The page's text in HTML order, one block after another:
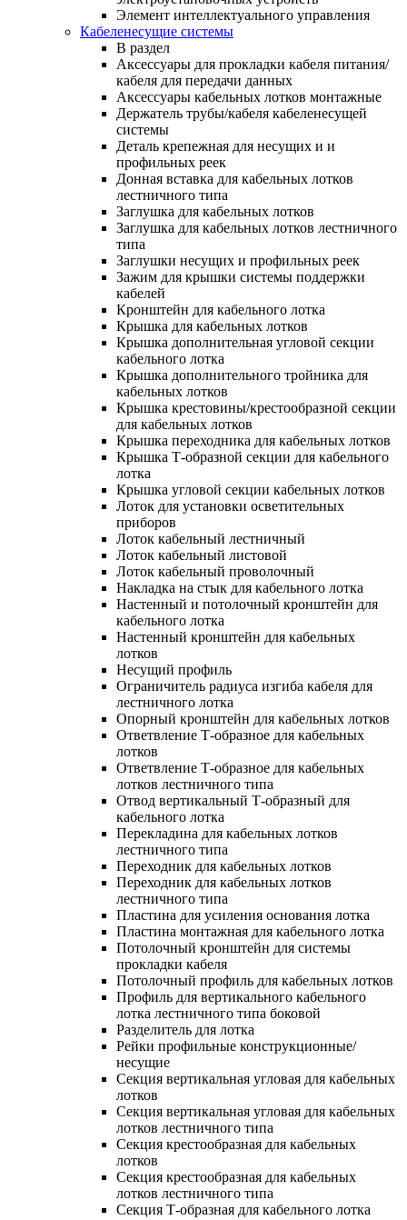
Элемент интеллектуального управления
Кабеленесущие системы
В раздел
Аксессуары для прокладки кабеля питания/
кабеля для передачи данных
Аксессуары кабельных лотков монтажные
Держатель трубы/кабеля кабеленесущей
системы
Деталь крепежная для несущих и и
профильных реек
Донная вставка для кабельных лотков
лестничного типа
Заглушка для кабельных лотков
Заглушка для кабельных лотков лестничного
типа
Заглушки несущих и профильных реек
Зажим для крышки системы поддержки
кабелей
Кронштейн для кабельного лотка
Крышка для кабельных лотков
Крышка дополнительная угловой секции
кабельного лотка
Крышка дополнительного тройника для
кабельных лотков
Крышка крестовины/крестообразной секции
для кабельных лотков
Крышка переходника для кабельных лотков
Крышка Т-образной секции для кабельного
лотка
Крышка угловой секции кабельных лотков
Лоток для установки осветительных
приборов
Лоток кабельный лестничный
Лоток кабельный листовой
Лоток кабельный проволочный
Накладка на стык для кабельного лотка
Настенный и потолочный кронштейн для
кабельного лотка
Настенный кронштейн для кабельных
лотков
Несущий профиль
Ограничитель радиуса изгиба кабеля для
лестничного лотка
Опорный кронштейн для кабельных лотков
Ответвление Т-образное для кабельных
лотков
Ответвление Т-образное для кабельных
лотков лестничного типа
Отвод вертикальный Т-образный для
кабельного лотка
Перекладина для кабельных лотков
лестничного типа
Переходник для кабельных лотков
Переходник для кабельных лотков
лестничного типа
Пластина для усиления основания лотка
Пластина монтажная для кабельного лотка
Потолочный кронштейн для системы
прокладки кабеля
Потолочный профиль для кабельных лотков
Профиль для вертикального кабельного
лотка лестничного типа боковой
Разделитель для лотка
Рейки профильные конструкционные/
несущие
Секция вертикальная угловая для кабельных
лотков
Секция вертикальная угловая для кабельных
лотков лестничного типа
Секция крестообразная для кабельных
лотков
Секция крестообразная для кабельных
лотков лестничного типа
Секция Т-образная для кабельного лотка